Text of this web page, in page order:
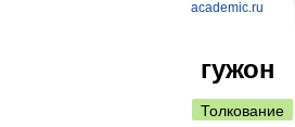
academic.ru
гужон
Толкование